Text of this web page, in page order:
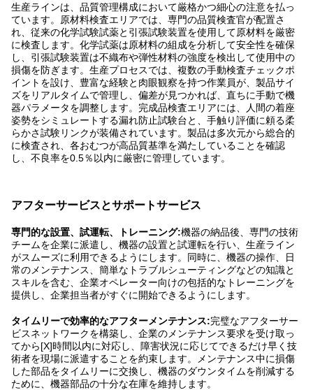
生産ラインは、品質管理構成において厳格かつ細心の注意を払っ
ています。原材料検査エリアでは、専門の品質検査官が配置さ
れ、従来の化学試験試薬と引張試験装置を使用して原材料を厳密
に検査します。化学試薬は原材料の組成を分析して安全性を確保
し、引張試験装置は不織布や弾性材料の強度を検出して使用中の
損傷を防ぎます。生産プロセスでは、複数の手動検査チェックポ
イントを設け、豊富な経験と肉眼観察を持つ作業員が、製品サイ
ズをリアルタイムで管理し、偏差が見つかれば、直ちに手動で機
器パラメータを調整します。完成品検査エリアには、人間の着座
姿勢をシミュレートする漏れ防止試験台と、手触り評価に頼る柔
らかさ試験リンクが装備されています。製品は多次元から総合的
に検査され、各おむつが高品質基準を満たしていることを確認
し、不良率を0.5％以内に厳密に管理しています。
アフターサービスとサポートサービス
専門的な設置、試運転、トレーニング:機器の納品後、専門の技術
チームを企業に派遣し、機器の設置と試運転を行い、生産ライン
がスムーズに利用できるようにします。同時に、機器の操作、日
常のメンテナンス、簡単なトラブルシューティングなどの知識と
スキルを含む、企業オペレーター向けの包括的なトレーニングを
提供し、企業担当者がすぐに開始できるようにします。
タイムリーで効率的なアフターメンテナンス:完璧なアフターサー
ビスネットワークを構築し、企業のメンテナンス要求を受け取っ
てから[X]時間以内に対応し、障害状況に応じてできるだけ早く技
術者を現場に派遣することを約束します。メンテナンス中に損傷
した部品をタイムリーに交換し、機器のダウンタイムを削減する
ために、機器部品の十分な在庫を維持します。